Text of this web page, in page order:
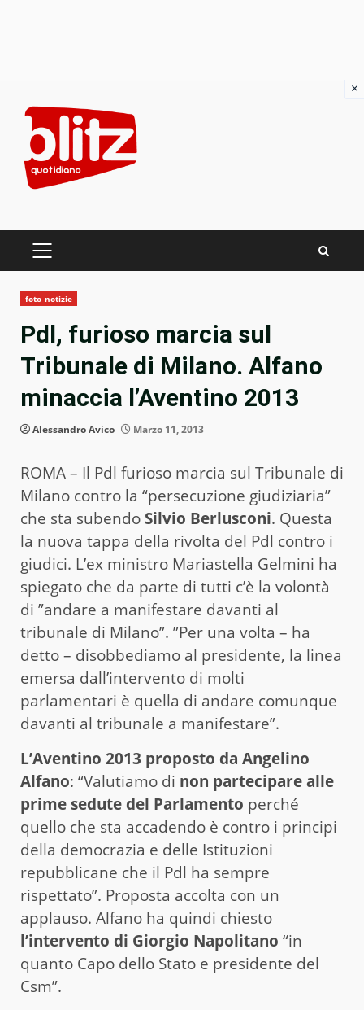
content
PRIMARY
foto notizie
Pdl, furioso marcia sul
Tribunale di Milano. Alfano
minaccia l’Aventino 2013
Alessandro Avico Marzo 11, 2013
ROMA – Il Pdl furioso marcia sul Tribunale di
Milano contro la “persecuzione giudiziaria”
che sta subendo Silvio Berlusconi. Questa
la nuova tappa della rivolta del Pdl contro i
giudici. L’ex ministro Mariastella Gelmini ha
spiegato che da parte di tutti c’è la volontà
di ”andare a manifestare davanti al
tribunale di Milano”. ”Per una volta – ha
detto – disobbediamo al presidente, la linea
emersa dall’intervento di molti
parlamentari è quella di andare comunque
davanti al tribunale a manifestare”.
L’Aventino 2013 proposto da Angelino
Alfano: “Valutiamo di non partecipare alle
prime sedute del Parlamento perché
quello che sta accadendo è contro i principi
della democrazia e delle Istituzioni
repubblicane che il Pdl ha sempre
rispettato”. Proposta accolta con un
applauso. Alfano ha quindi chiesto
l’intervento di Giorgio Napolitano “in
quanto Capo dello Stato e presidente del
Csm”.
×